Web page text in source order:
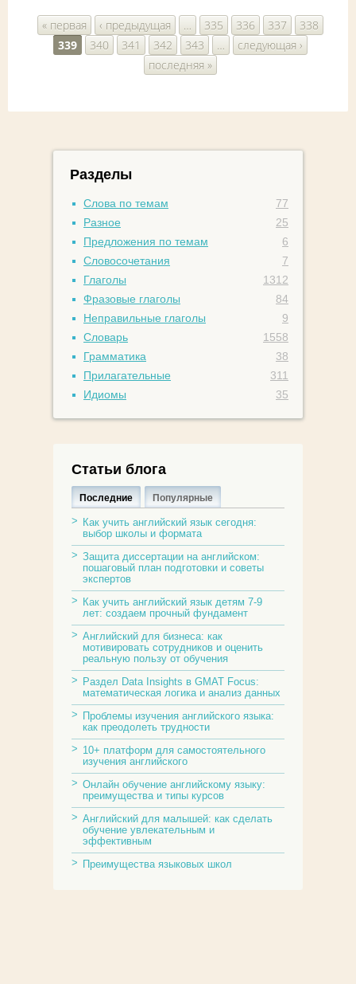
Страницы
« первая ‹ предыдущая … 335 336 337
338
339
340 341 342 343 …
следующая ›
последняя »
Разделы
Слова по темам
77
Разное
25
Предложения по темам
6
Словосочетания
7
Глаголы
1312
Фразовые глаголы
84
Неправильные глаголы
9
Словарь
1558
Грамматика
38
Прилагательные
311
Идиомы
35
Статьи блога
Последние Популярные
Как учить английский язык сегодня:
выбор школы и формата
Защита диссертации на английском:
пошаговый план подготовки и советы
экспертов
Как учить английский язык детям 7-9
лет: создаем прочный фундамент
Английский для бизнеса: как
мотивировать сотрудников и оценить
реальную пользу от обучения
Раздел Data Insights в GMAT Focus:
математическая логика и анализ данных
Проблемы изучения английского языка:
как преодолеть трудности
10+ платформ для самостоятельного
изучения английского
Онлайн обучение английскому языку:
преимущества и типы курсов
Английский для малышей: как сделать
обучение увлекательным и
эффективным
Преимущества языковых школ